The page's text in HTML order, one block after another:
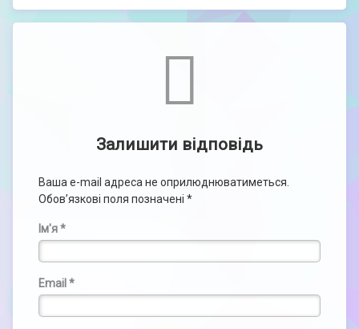
Залишити відповідь
Ваша e-mail адреса не оприлюднюватиметься.
Обов’язкові поля позначені *
Ім'я*
Email *